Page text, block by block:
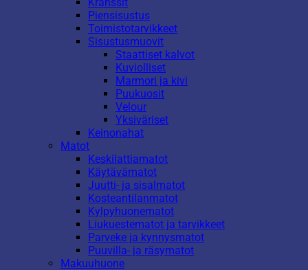
Piensisustus
Toimistotarvikkeet
Sisustusmuovit
Staattiset kalvot
Kuviolliset
Marmori ja kivi
Puukuosit
Velour
Yksiväriset
Keinonahat
Matot
Keskilattiamatot
Käytävämatot
Juutti- ja sisalmatot
Kosteantilanmatot
Kylpyhuonematot
Liukuestematot ja tarvikkeet
Parveke ja kynnysmatot
Puuvilla- ja räsymatot
Makuuhuone